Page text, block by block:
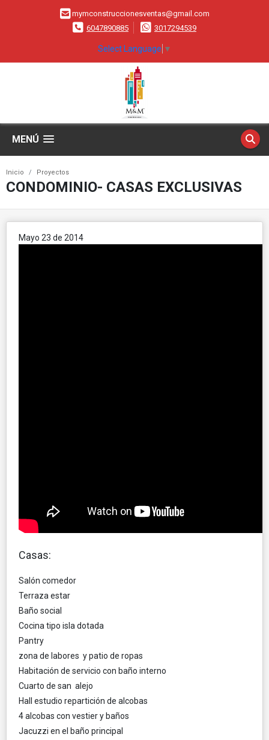
mymconstruccionesventas@gmail.com
6047890885
3017294539
Select Language ▼
MENÚ
Inicio Proyectos
CONDOMINIO- CASAS EXCLUSIVAS
Mayo 23 de 2014
Casas:
Salón comedor
Terraza estar
Baño social
Cocina tipo isla dotada
Pantry
zona de labores y patio de ropas
Habitación de servicio con baño interno
Cuarto de san alejo
Hall estudio repartición de alcobas
4 alcobas con vestier y baños
Jacuzzi en el baño principal